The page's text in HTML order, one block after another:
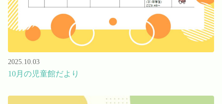
2025.10.03
10月の児童館だより